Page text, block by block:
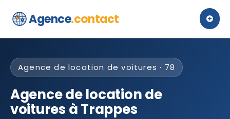
Agence.contact
Agence de location de voitures · 78
Agence de location de
voitures à Trappes